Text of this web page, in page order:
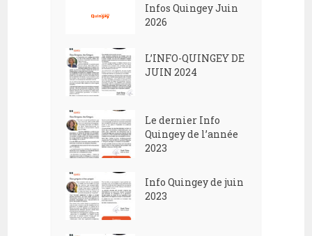
Infos Quingey Juin
2026
L’INFO-QUINGEY DE
JUIN 2024
Le dernier Info
Quingey de l’année
2023
Info Quingey de juin
2023